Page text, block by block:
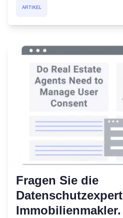
ARTIKEL
Fragen Sie die